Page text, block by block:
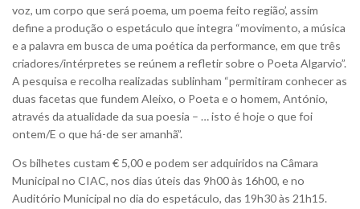
voz, um corpo que será poema, um poema feito região’, assim
define a produção o espetáculo que integra “movimento, a música
e a palavra em busca de uma poética da performance, em que três
criadores/intérpretes se reúnem a refletir sobre o Poeta Algarvio”.
A pesquisa e recolha realizadas sublinham “permitiram conhecer as
duas facetas que fundem Aleixo, o Poeta e o homem, António,
através da atualidade da sua poesia – … isto é hoje o que foi
ontem/E o que há-de ser amanhã”.
Os bilhetes custam € 5,00 e podem ser adquiridos na Câmara
Municipal no CIAC, nos dias úteis das 9h00 às 16h00, e no
Auditório Municipal no dia do espetáculo, das 19h30 às 21h15.